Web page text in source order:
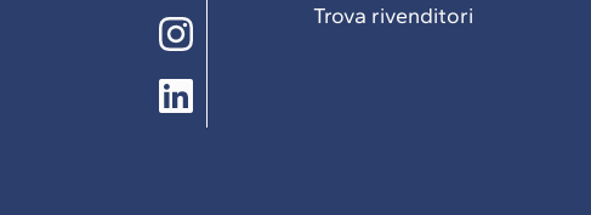
Trova rivenditori